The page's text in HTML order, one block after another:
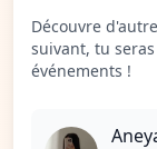
Découvre
suivant, tu
événements !